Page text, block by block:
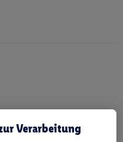
Verarbeitung